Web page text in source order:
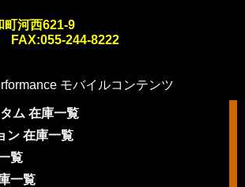
町河西621-9
FAX:055-244-8222
モバイルコンテンツ
ム 在庫一覧
ン 在庫一覧
覧
一覧